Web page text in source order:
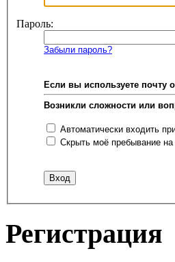
Пароль:
Забыли пароль?
Если вы используете почту
Возникли сложности или
Автоматически входить
Скрыть моё пребывание
Регистрация